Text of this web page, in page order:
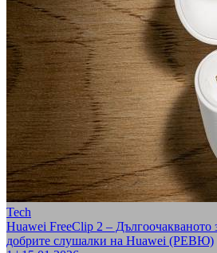
Tech
Huawei FreeClip 2 – Дългоочакваното
добрите слушалки на Huawei (РЕВЮ)